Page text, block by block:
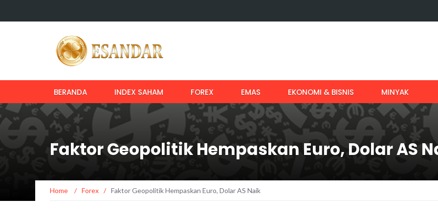
BERANDA INDEX SAHAM FOREX EMAS EKONOMI & BISNIS MINYAK
Faktor Geopolitik Hempaskan Euro, Dolar AS
Home / Forex / Faktor Geopolitik Hempaskan Euro, Dolar AS Naik